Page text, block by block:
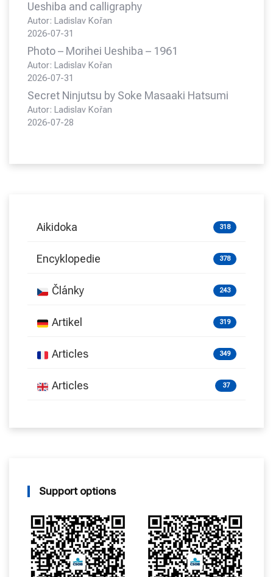
Ueshiba and calligraphy
Autor: Ladislav Kořan
2026-07-31
Photo – Morihei Ueshiba – 1961
Autor: Ladislav Kořan
2026-07-31
Secret Ninjutsu by Soke Masaaki Hatsumi
Autor: Ladislav Kořan
2026-07-28
Aikidoka 318
Encyklopedie 378
Články 243
Artikel 319
Articles 349
Articles 37
Support options